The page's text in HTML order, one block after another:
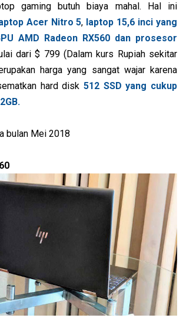
gaming butuh biaya mahal. Hal ini
Acer Nitro 5, laptop 15,6 inci yang
AMD Radeon RX560 dan prosesor
dari $ 799 (Dalam kurs Rupiah sekitar
harga yang sangat wajar karena
hard disk 512 SSD yang cukup
bulan Mei 2018